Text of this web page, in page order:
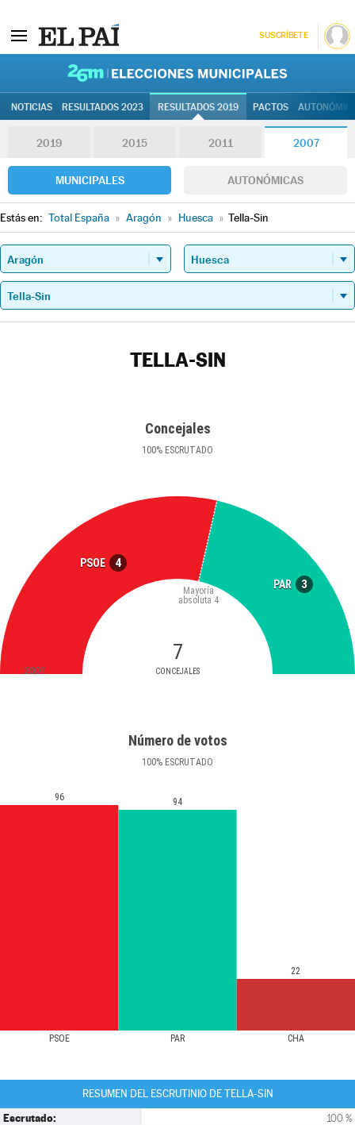
SUSCRÍBETE
NOTICIAS RESULTADOS 2023 RESULTADOS 2019 PACTOS
2019 2015 2011 2007
MUNICIPALES AUTONÓMICAS
Estás en: Total España » Aragón » Huesca » Tella-Sin
TELLA-SIN
Concejales
100% ESCRUTADO
PSOE 4
PAR 3
7
CONCEJALES
Mayoría
absoluta 4
2007
Número de votos
100% ESCRUTADO
PSOE PAR CHA
96 94
22
RESUMEN DEL ESCRUTINIO DE TELLA-SIN
Escrutado: 100 %